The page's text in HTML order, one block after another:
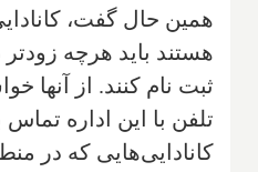
همین حال گفت،
هستند باید هرچه زودتر
ثبت نام کنند. از آنها
تلفن با این اداره تماس
کانادایی‌هایی که در